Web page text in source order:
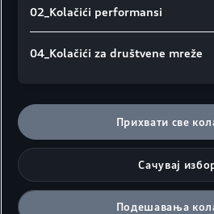
Kapacitet Brutto baterije
Oprema za sletanje/
Dupla/dvostruka viljuška
02_Kolačići performansi
04_Kolačići za društvene mreže
Прихвати све
Сачувај
Подешавања